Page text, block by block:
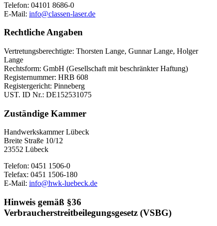
Telefon: 04101 8686-0
E-Mail: info@classen-laser.de
Rechtliche Angaben
Vertretungsberechtigte: Thorsten Lange, Gunnar Lange, Holger
Lange
Rechtsform: GmbH (Gesellschaft mit beschränkter Haftung)
Registernummer: HRB 608
Registergericht: Pinneberg
UST. ID Nr.: DE152531075
Zuständige Kammer
Handwerkskammer Lübeck
Breite Straße 10/12
23552 Lübeck
Telefon: 0451 1506-0
Telefax: 0451 1506-180
E-Mail: info@hwk-luebeck.de
Hinweis gemäß §36
Verbraucherstreitbeilegungsgesetz (VSBG)